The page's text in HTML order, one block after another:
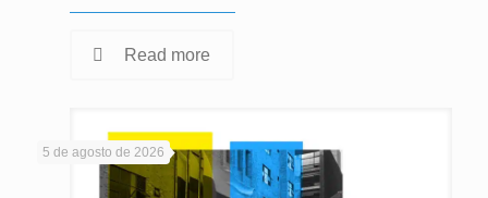
Read more
5 de agosto de 2026